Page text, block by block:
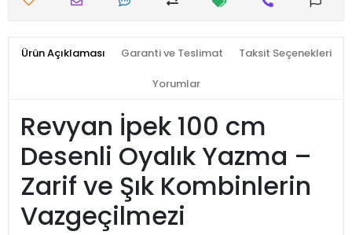
Ürün Açıklaması Garanti ve Teslimat Taksit Seçenekleri
Yorumlar
Revyan İpek 100 cm
Desenli Oyalık Yazma –
Zarif ve Şık Kombinlerin
Vazgeçilmezi